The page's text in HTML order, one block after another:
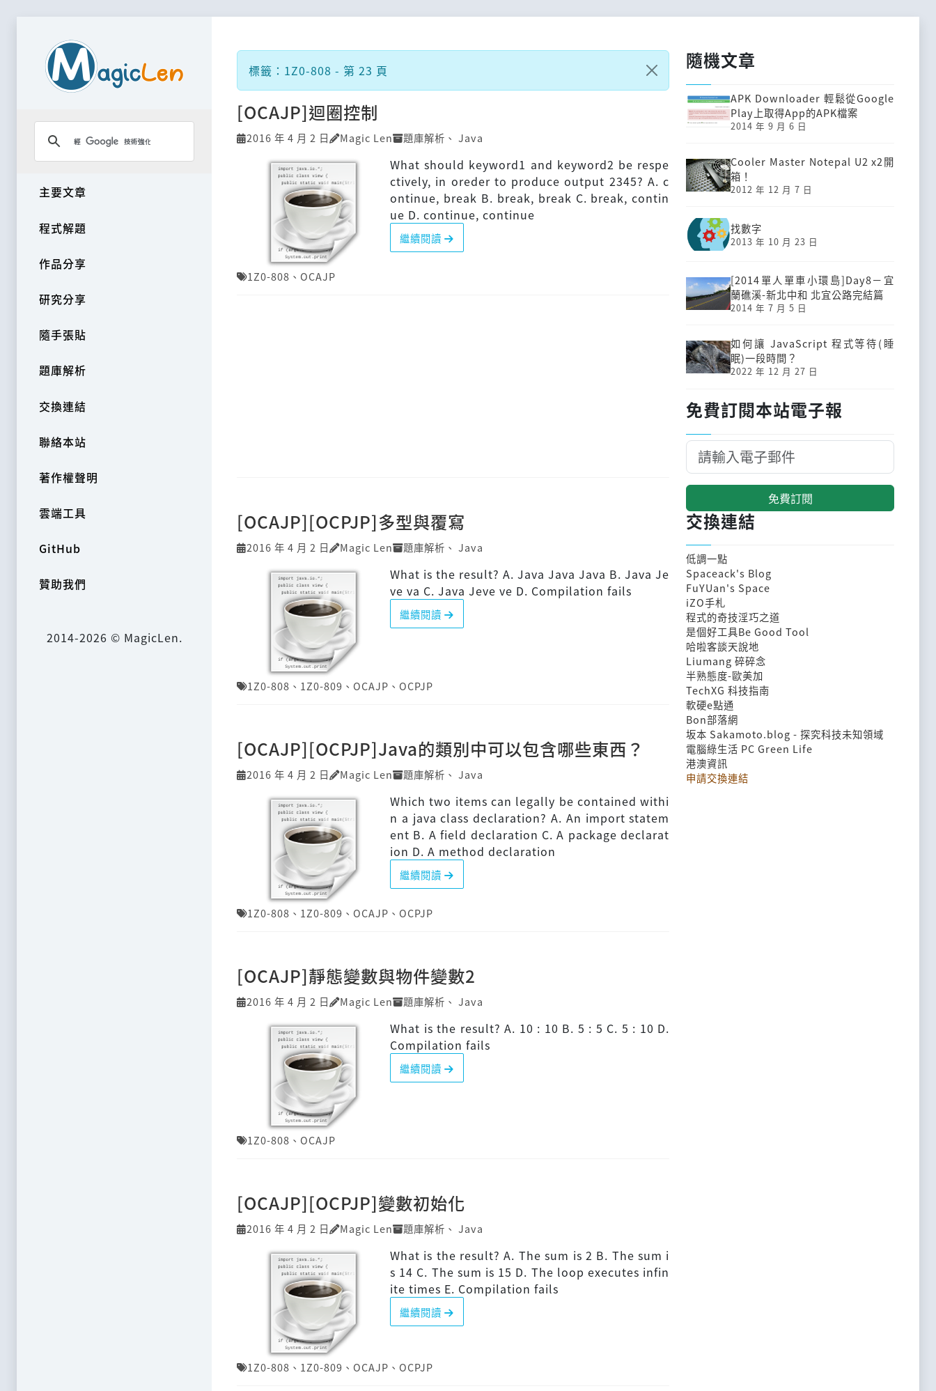
主要文章
程式解題
作品分享
研究分享
隨手張貼
題庫解析
交換連結
聯絡本站
著作權聲明
雲端工具
GitHub
贊助我們
2014-2026 © MagicLen.
標籤：1Z0-808 - 第 23 頁
[OCAJP]迴圈控制
2016 年 4 月 2 日 Magic Len 題庫解析 、 Java
What should keyword1 and keyword2 be respe
ctively, in oreder to produce output 2345? A. c
ontinue, break B. break, break C. break, contin
ue D. continue, continue
繼續閱讀
1Z0-808 、 OCAJP
[OCAJP][OCPJP]多型與覆寫
2016 年 4 月 2 日 Magic Len 題庫解析 、 Java
What is the result? A. Java Java Java B. Java Je
ve va C. Java Jeve ve D. Compilation fails
繼續閱讀
1Z0-808 、 1Z0-809 、 OCAJP 、 OCPJP
[OCAJP][OCPJP]Java的類別中可以包含哪些東西？
2016 年 4 月 2 日 Magic Len 題庫解析 、 Java
Which two items can legally be contained withi
n a java class declaration? A. An import statem
ent B. A field declaration C. A package declarat
ion D. A method declaration
繼續閱讀
1Z0-808 、 1Z0-809 、 OCAJP 、 OCPJP
[OCAJP]靜態變數與物件變數2
2016 年 4 月 2 日 Magic Len 題庫解析 、 Java
What is the result? A. 10 : 10 B. 5 : 5 C. 5 : 10 D.
Compilation fails
繼續閱讀
1Z0-808 、 OCAJP
[OCAJP][OCPJP]變數初始化
2016 年 4 月 2 日 Magic Len 題庫解析 、 Java
What is the result? A. The sum is 2 B. The sum i
s 14 C. The sum is 15 D. The loop executes infin
ite times E. Compilation fails
繼續閱讀
1Z0-808 、 1Z0-809 、 OCAJP 、 OCPJP
隨機文章
APK Downloader 輕鬆從Google
Play上取得App的APK檔案
2014 年 9 月 6 日
Cooler Master Notepal U2 x2開
箱！
2012 年 12 月 7 日
找數字
2013 年 10 月 23 日
[2014單人單車小環島]Day8－宜
蘭礁溪-新北中和 北宜公路完結篇
2014 年 7 月 5 日
如何讓 JavaScript 程式等待(睡
眠)一段時間？
2022 年 12 月 27 日
免費訂閱本站電子報
免費訂閱
交換連結
低調一點
Spaceack's Blog
FuYUan's Space
iZO手札
程式的奇技淫巧之道
是個好工具Be Good Tool
哈啦客談天說地
Liumang 碎碎念
半熟態度-歐美加
TechXG 科技指南
軟硬e點通
Bon部落網
坂本 Sakamoto.blog - 探究科技未知領域
電腦綠生活 PC Green Life
港澳資訊
申請交換連結